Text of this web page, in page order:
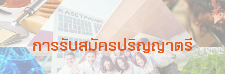
การรับสมัครปริญญาตรี